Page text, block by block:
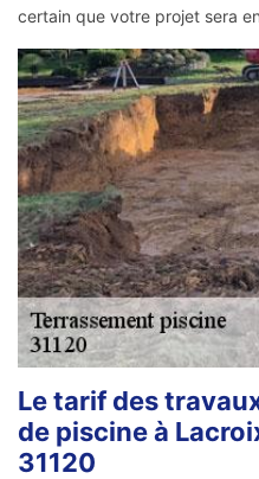
certain que votre projet sera
Le tarif des
de piscine à
31120